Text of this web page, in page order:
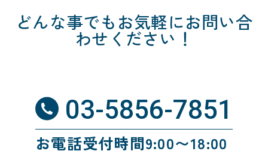
どんな事でも お気軽にお問い合
わせください！
03-5856-7851
お電話受付時間9:00〜18:00